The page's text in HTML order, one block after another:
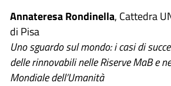
Annateresa Rondinella, Cattedra
di Pisa
Uno sguardo sul mondo: i casi di
delle rinnovabili nelle Riserve MaB e
Mondiale dell’Umanità